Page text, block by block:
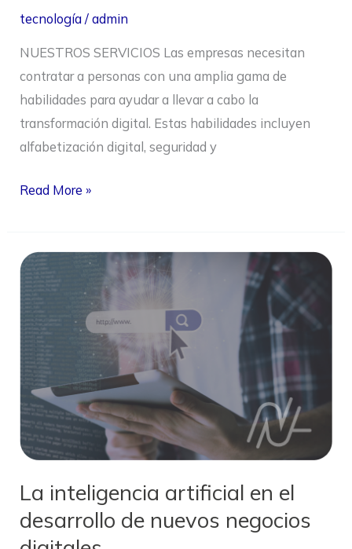
tecnología /admin
NUESTROS SERVICIOS Las empresas necesitan
contratar a personas con una amplia gama de
habilidades para ayudar a llevar a cabo la
transformación digital. Estas habilidades incluyen
alfabetización digital, seguridad y
Read More »
La inteligencia artificial en el
desarrollo de nuevos negocios
La
inteligencia
artificial
en
desarrollo
de
nuevos
negocios